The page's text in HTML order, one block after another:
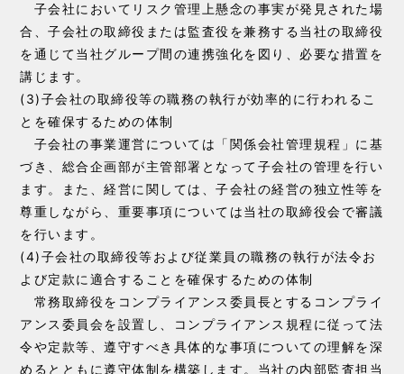
子会社においてリスク管理上懸念の事実が発見された場
合、子会社の取締役または監査役を兼務する当社の取締役
を通じて当社グループ間の連携強化を図り、必要な措置を
講じます。
(3)子会社の取締役等の職務の執行が効率的に行われるこ
とを確保するための体制
子会社の事業運営については「関係会社管理規程」に基
づき、総合企画部が主管部署となって子会社の管理を行い
ます。また、経営に関しては、子会社の経営の独立性等を
尊重しながら、重要事項については当社の取締役会で審議
を行います。
(4)子会社の取締役等および従業員の職務の執行が法令お
よび定款に適合することを確保するための体制
常務取締役をコンプライアンス委員長とするコンプライ
アンス委員会を設置し、コンプライアンス規程に従って法
令や定款等、遵守すべき具体的な事項についての理解を深
めるとともに遵守体制を構築します。当社の内部監査担当